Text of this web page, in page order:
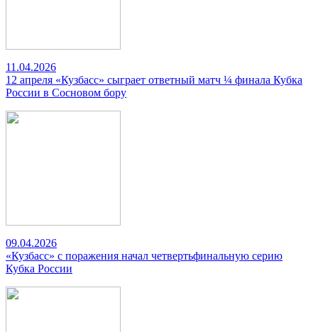
11.04.2026
12 апреля «Кузбасс» сыграет ответный матч ¼ финала Кубка
России в Сосновом бору
09.04.2026
«Кузбасс» с поражения начал четвертьфинальную серию
Кубка России